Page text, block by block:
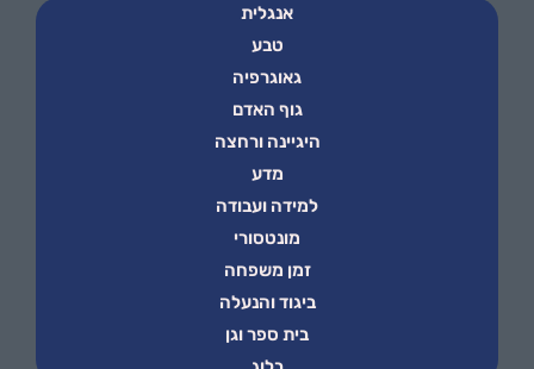
אנגלית
טבע
גאוגרפיה
גוף האדם
היגיינה ורחצה
מדע
למידה ועבודה
מונטסורי
זמן משפחה
ביגוד והנעלה
בית ספר וגן